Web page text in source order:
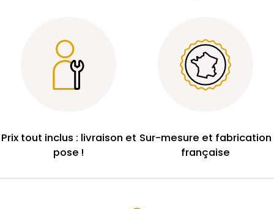
Prix tout inclus : livraison et
pose !
Sur-mesure et fabrication
française